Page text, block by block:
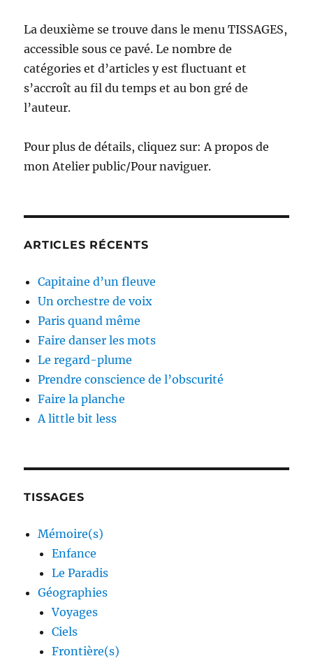
La deuxième se trouve dans le menu TISSAGES,
accessible sous ce pavé. Le nombre de
catégories et d’articles y est fluctuant et
s’accroît au fil du temps et au bon gré de
l’auteur.
Pour plus de détails, cliquez sur: A propos de
mon Atelier public/Pour naviguer.
ARTICLES RÉCENTS
Capitaine d’un fleuve
Un orchestre de voix
Paris quand même
Faire danser les mots
Le regard-plume
Prendre conscience de l’obscurité
Faire la planche
A little bit less
TISSAGES
Mémoire(s)
Enfance
Le Paradis
Géographies
Voyages
Ciels
Frontière(s)